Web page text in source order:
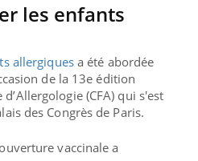
les enfants
allergiquesa été abordée
de la 13e édition
(CFA) qui s'est
des Congrès de Paris.
vaccinale a